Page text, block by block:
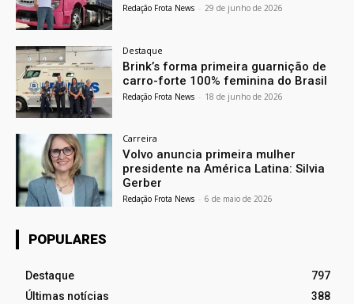
Redação Frota News - 29 de junho de 2026
Destaque
Brink’s forma primeira guarnição de
carro-forte 100% feminina do Brasil
Redação Frota News - 18 de junho de 2026
Carreira
Volvo anuncia primeira mulher
presidente na América Latina: Silvia
Gerber
Redação Frota News - 6 de maio de 2026
POPULARES
Destaque
797
Últimas notícias
388